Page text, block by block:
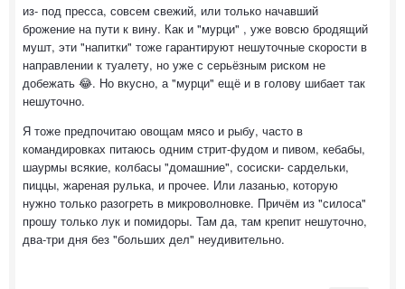
из- под пресса, совсем свежий, или только начавший
брожение на пути к вину. Как и "мурци" , уже вовсю бродящий
мушт, эти "напитки" тоже гарантируют нешуточные скорости в
направлении к туалету, но уже с серьёзным риском не
добежать 😂. Но вкусно, а "мурци" ещё и в голову шибает так
нешуточно.
Я тоже предпочитаю овощам мясо и рыбу, часто в
командировках питаюсь одним стрит-фудом и пивом, кебабы,
шаурмы всякие, колбасы "домашние", сосиски- сардельки,
пиццы, жареная рулька, и прочее. Или лазанью, которую
нужно только разогреть в микроволновке. Причём из "силоса"
прошу только лук и помидоры. Там да, там крепит нешуточно,
два-три дня без "больших дел" неудивительно.